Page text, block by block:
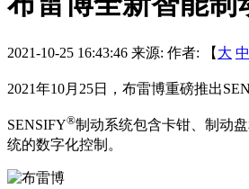
2021-10-25 16:43:46 来源: 作者: 【 大 中
2021年10月25日，布雷博重磅推出
SENSIFY®制动系统包含卡钳、制动
统的数字化控制。